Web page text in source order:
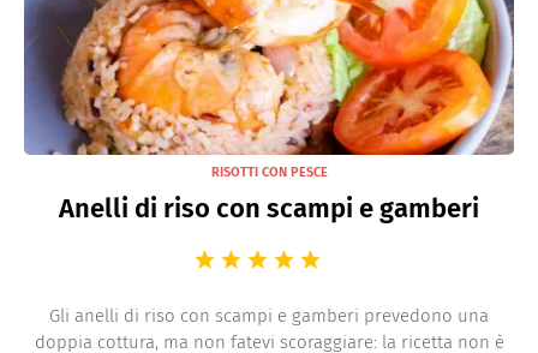
RISOTTI CON PESCE
Anelli di riso con scampi e gamberi
Gli anelli di riso con scampi e gamberi prevedono una
doppia cottura, ma non fatevi scoraggiare: la ricetta non è